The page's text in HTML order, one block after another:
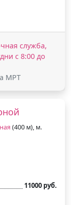
служба,
с 8:00 до
МРТ
(400 м), м.
11000 руб.